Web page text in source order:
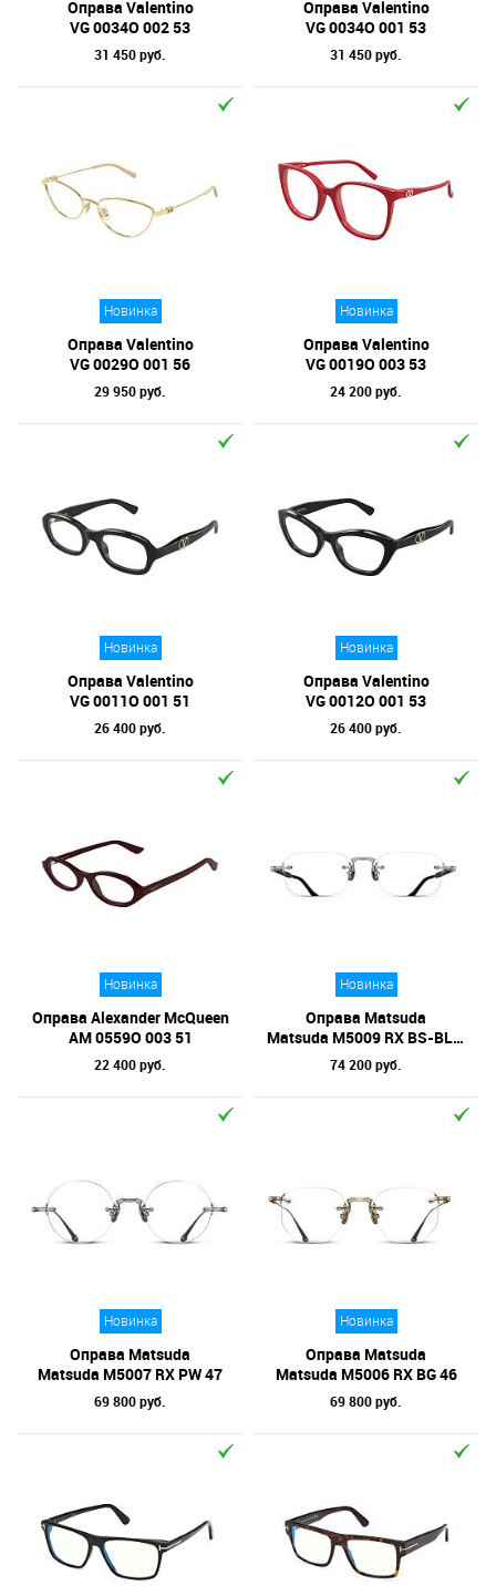
Оправа Valentino
VG 0034O 002 53
31 450 руб.
Оправа Valentino
VG 0034O 001 53
31 450 руб.
Новинка
Оправа Valentino
VG 0029O 001 56
29 950 руб.
Новинка
Оправа Valentino
VG 0019O 003 53
24 200 руб.
Новинка
Оправа Valentino
VG 0011O 001 51
26 400 руб.
Новинка
Оправа Valentino
VG 0012O 001 53
26 400 руб.
Новинка
Оправа Alexander McQueen
AM 0559O 003 51
22 400 руб.
Новинка
Оправа Matsuda
Matsuda M5009 RX BS-BLK 52
74 200 руб.
Новинка
Оправа Matsuda
Matsuda M5007 RX PW 47
69 800 руб.
Новинка
Оправа Matsuda
Matsuda M5006 RX BG 46
69 800 руб.